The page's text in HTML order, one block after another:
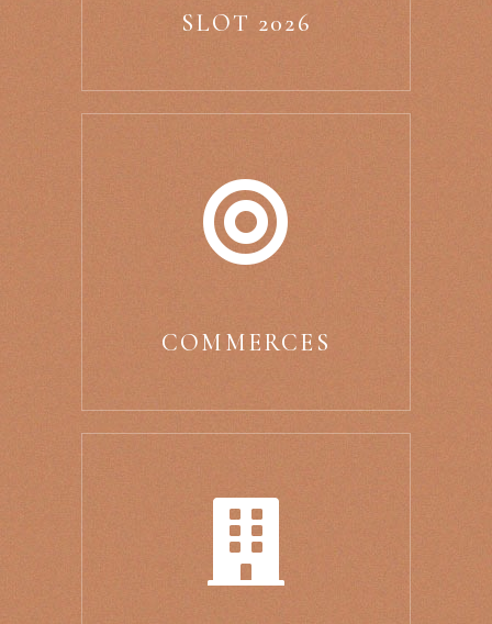
SLOT 2026
COMMERCES